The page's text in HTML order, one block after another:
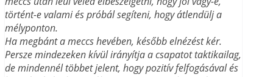
történt-e valami és próbál segíteni, hogy átlendülj a
mélyponton.
Ha megbánt a meccs hevében, később elnézést kér.
Persze mindezeken kívül irányítja a csapatot taktikailag,
de mindennél többet jelent, hogy pozitív felfogásával és